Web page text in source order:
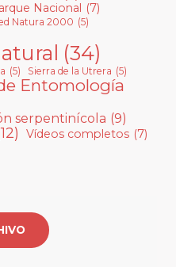
Nacional (7)
Natura 2000 (5)
(34)
(5) Sierra de la Utrera (5)
Entomología
serpentinícola (9)
Vídeos completos (7)